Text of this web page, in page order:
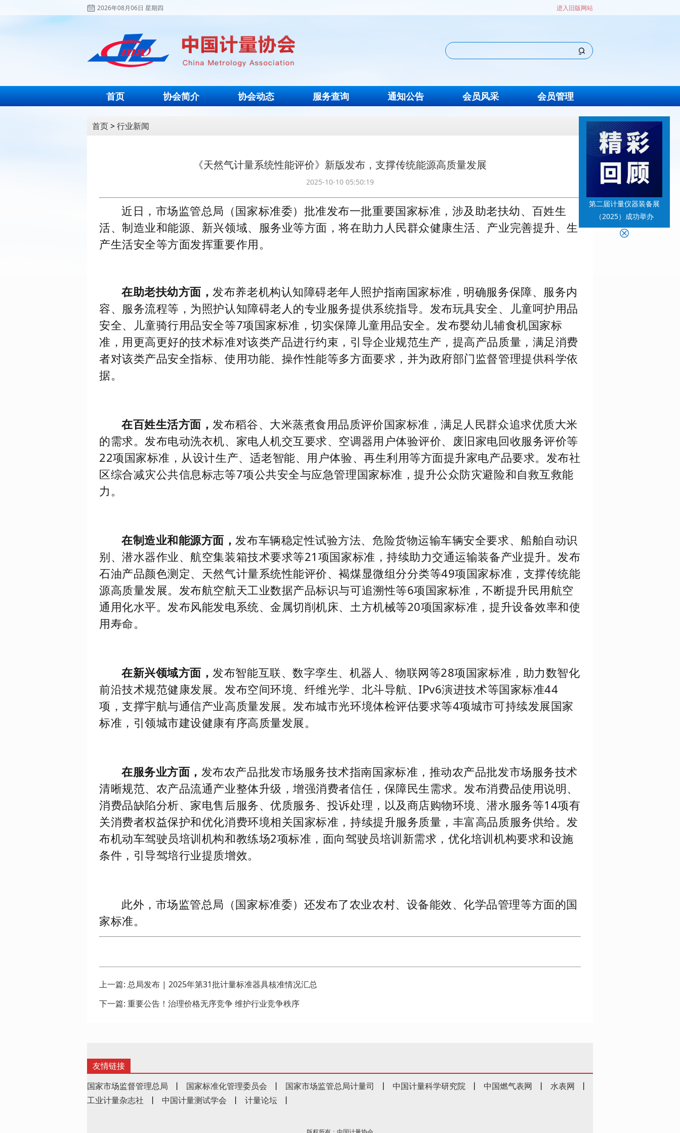
2026年08月06日 星期四 进入旧版网站
首页 协会简介 协会动态 服务查询 通知公告 会员风采 会员管理
第二届计量仪器装备展
（2025）成功举办
首页>行业新闻
《天然气计量系统性能评价》新版发布，支撑传统能源高质量发展
2025-10-10 05:50:19
近日，市场监管总局（国家标准委）批准发布一批重要国家标准，涉及助老扶幼、百姓生
活、制造业和能源、新兴领域、服务业等方面，将在助力人民群众健康生活、产业完善提升、生
产生活安全等方面发挥重要作用。
在助老扶幼方面，发布养老机构认知障碍老年人照护指南国家标准，明确服务保障、服务内
容、服务流程等，为照护认知障碍老人的专业服务提供系统指导。发布玩具安全、儿童呵护用品
安全、儿童骑行用品安全等7项国家标准，切实保障儿童用品安全。发布婴幼儿辅食机国家标
准，用更高更好的技术标准对该类产品进行约束，引导企业规范生产，提高产品质量，满足消费
者对该类产品安全指标、使用功能、操作性能等多方面要求，并为政府部门监督管理提供科学依
据。
在百姓生活方面，发布稻谷、大米蒸煮食用品质评价国家标准，满足人民群众追求优质大米
的需求。发布电动洗衣机、家电人机交互要求、空调器用户体验评价、废旧家电回收服务评价等
22项国家标准，从设计生产、适老智能、用户体验、再生利用等方面提升家电产品要求。发布社
区综合减灾公共信息标志等7项公共安全与应急管理国家标准，提升公众防灾避险和自救互救能
力。
在制造业和能源方面，发布车辆稳定性试验方法、危险货物运输车辆安全要求、船舶自动识
别、潜水器作业、航空集装箱技术要求等21项国家标准，持续助力交通运输装备产业提升。发布
石油产品颜色测定、天然气计量系统性能评价、褐煤显微组分分类等49项国家标准，支撑传统能
源高质量发展。发布航空航天工业数据产品标识与可追溯性等6项国家标准，不断提升民用航空
通用化水平。发布风能发电系统、金属切削机床、土方机械等20项国家标准，提升设备效率和使
用寿命。
在新兴领域方面，发布智能互联、数字孪生、机器人、物联网等28项国家标准，助力数智化
前沿技术规范健康发展。发布空间环境、纤维光学、北斗导航、IPv6演进技术等国家标准44
项，支撑宇航与通信产业高质量发展。发布城市光环境体检评估要求等4项城市可持续发展国家
标准，引领城市建设健康有序高质量发展。
在服务业方面， 发布农产品批发市场服务技术指南国家标准，推动农产品批发市场服务技术
清晰规范、农产品流通产业整体升级，增强消费者信任，保障民生需求。发布消费品使用说明、
消费品缺陷分析、家电售后服务、优质服务、投诉处理，以及商店购物环境、潜水服务等14项有
关消费者权益保护和优化消费环境相关国家标准，持续提升服务质量，丰富高品质服务供给。发
布机动车驾驶员培训机构和教练场2项标准，面向驾驶员培训新需求，优化培训机构要求和设施
条件，引导驾培行业提质增效。
此外，市场监管总局（国家标准委）还发布了农业农村、设备能效、化学品管理等方面的国
家标准。
上一篇: 总局发布 | 2025年第31批计量标准器具核准情况汇总
下一篇: 重要公告！治理价格无序竞争 维护行业竞争秩序
友情链接
国家市场监督管理总局
丨 国家标准化管理委员会 丨 国家市场监管总局计量司 丨 中国计量科学研究院 丨 中国燃气表网 丨 水表网
丨
工业计量杂志社
丨 中国计量测试学会 丨 计量论坛 丨